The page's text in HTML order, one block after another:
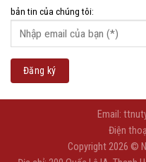
bản tin của chúng tôi:
Email:
Điện
Copyright 2026 ©